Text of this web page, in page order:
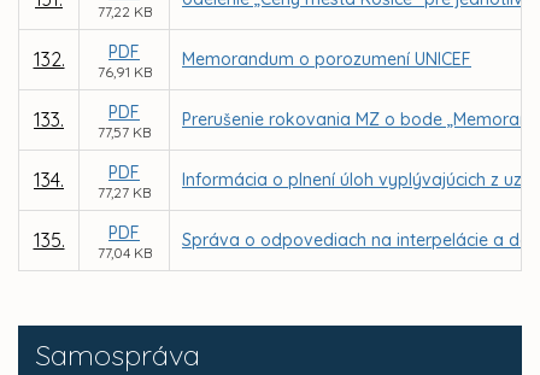
Samospráva
77,22 KB
132. PDF
76,91 KB
Memorandum o porozumení UNICEF
133. PDF
77,57 KB
Prerušenie rokovania MZ o bode
134. PDF
77,27 KB
Informácia o plnení úloh vyplývajúcich z
135. PDF
77,04 KB
Správa o odpovediach na interpelácie a